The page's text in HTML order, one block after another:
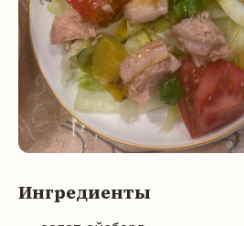
Ингредиенты